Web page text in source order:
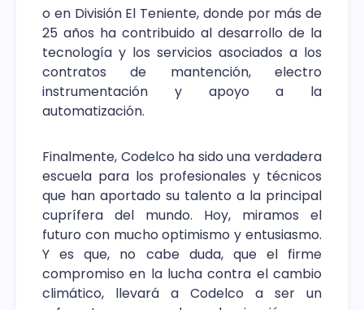
o en División El Teniente, donde por más de
25 años ha contribuido al desarrollo de la
tecnología y los servicios asociados a los
contratos de mantención, electro
instrumentación y apoyo a la
automatización.
Finalmente, Codelco ha sido una verdadera
escuela para los profesionales y técnicos
que han aportado su talento a la principal
cuprífera del mundo. Hoy, miramos el
futuro con mucho optimismo y entusiasmo.
Y es que, no cabe duda, que el firme
compromiso en la lucha contra el cambio
climático, llevará a Codelco a ser un